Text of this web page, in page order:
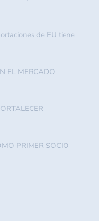
de EU tiene
EL MERCADO
PRIMER SOCIO